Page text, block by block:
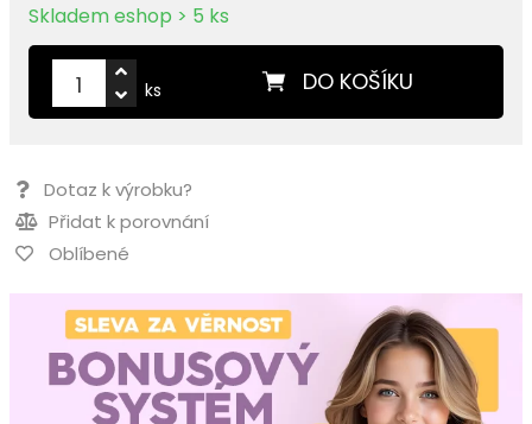
Skladem eshop > 5 ks
DO KOŠÍKU
ks
Dotaz k výrobku?
Přidat k porovnání
Oblíbené